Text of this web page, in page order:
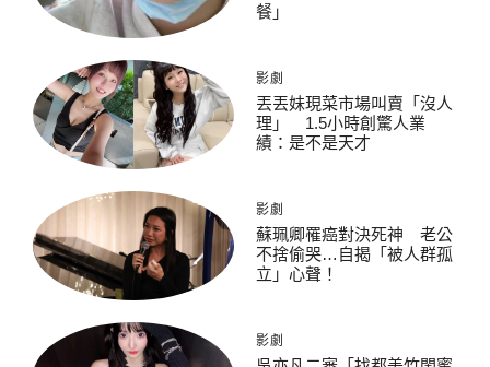
餐」
影劇
丟丟妹現菜市場叫賣「沒人
理」 1.5小時創驚人業
績：是不是天才
影劇
蘇珮卿罹癌對決死神 老公
不捨偷哭…自揭「被人群孤
立」心聲！
影劇